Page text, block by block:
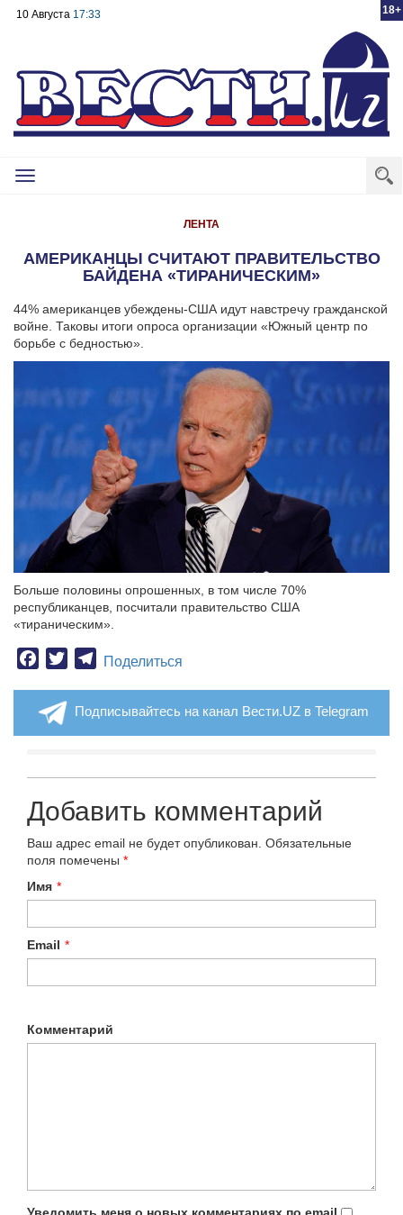
18+
10 Августа 17:33
Toggle
ЛЕНТА
АМЕРИКАНЦЫ СЧИТАЮТ ПРАВИТЕЛЬСТВО
БАЙДЕНА «ТИРАНИЧЕСКИМ»
44% американцев убеждены-США идут навстречу гражданской
войне. Таковы итоги опроса организации «Южный центр по
борьбе с бедностью».
Больше половины опрошенных, в том числе 70%
республиканцев, посчитали правительство США
«тираническим».
Facebook
TwitterTelegram
Поделиться
Подписывайтесь на канал Вести.UZ в Telegram
Добавить комментарий
Ваш адрес email не будет опубликован. Обязательные
поля помечены *
Имя *
Email *
Комментарий